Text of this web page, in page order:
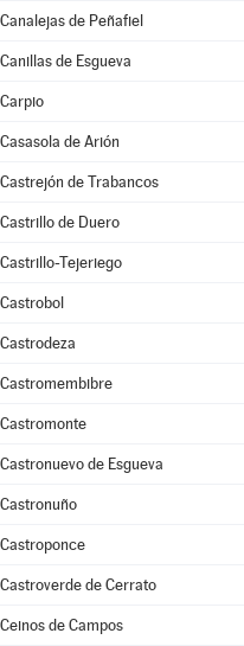
Canalejas de Peñafiel
Canillas de Esgueva
Carpio
Casasola de Arión
Castrejón de Trabancos
Castrillo de Duero
Castrillo-Tejeriego
Castrobol
Castrodeza
Castromembibre
Castromonte
Castronuevo de Esgueva
Castronuño
Castroponce
Castroverde de Cerrato
Ceinos de Campos